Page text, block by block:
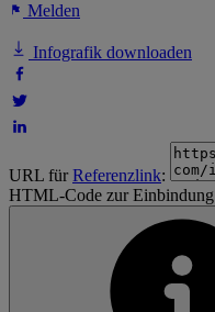
Melden
Infografik downloaden
URL fürReferenzlink:
HTML-Code zur Einbindung